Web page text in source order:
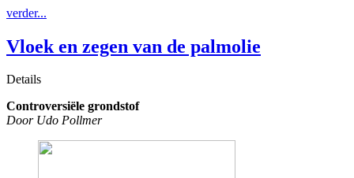
verder...
Vloek en zegen van de palmolie
Details
Controversiële grondstof
Door Udo Pollmer